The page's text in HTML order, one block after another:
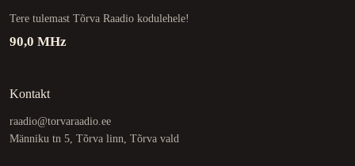
Tere tulemast Tõrva Raadio kodulehele!
90,0 MHz
Kontakt
raadio@torvaraadio.ee
Männiku tn 5, Tõrva linn, Tõrva vald